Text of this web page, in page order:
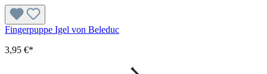
Fingerpuppe Igel von Beleduc
3,95 €*